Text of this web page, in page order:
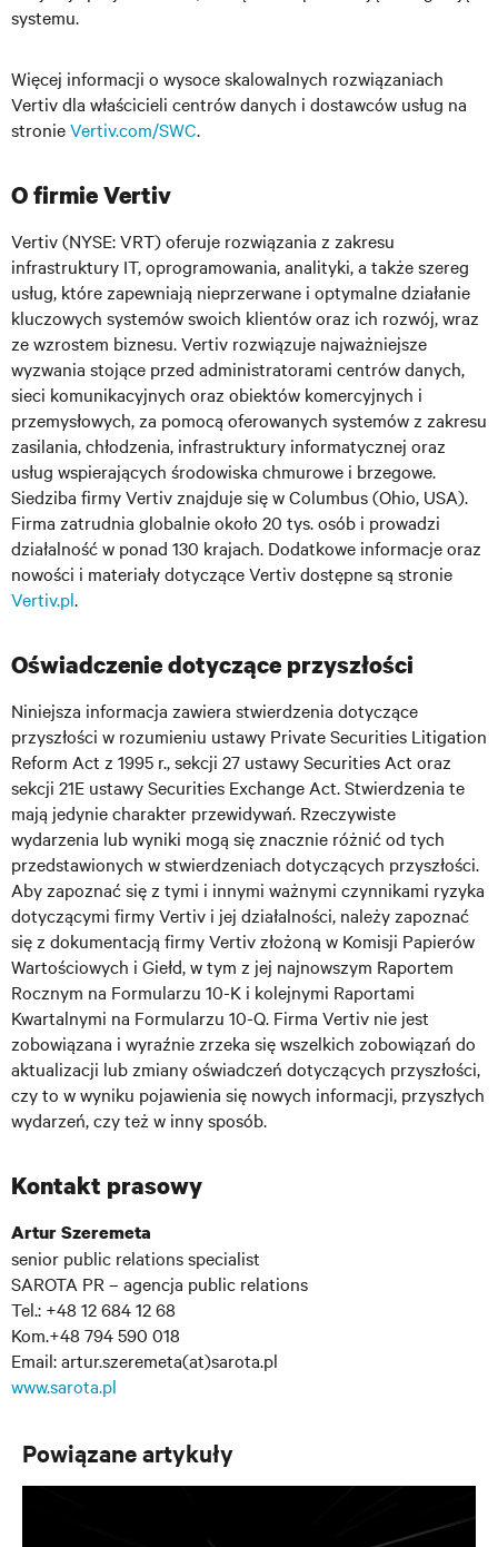
systemu.
Więcej informacji o wysoce skalowalnych rozwiązaniach
Vertiv dla właścicieli centrów danych i dostawców usług na
stronieVertiv.com/SWC.
O firmie Vertiv
Vertiv (NYSE: VRT) oferuje rozwiązania z zakresu
infrastruktury IT, oprogramowania, analityki, a także szereg
usług, które zapewniają nieprzerwane i optymalne działanie
kluczowych systemów swoich klientów oraz ich rozwój, wraz
ze wzrostem biznesu. Vertiv rozwiązuje najważniejsze
wyzwania stojące przed administratorami centrów danych,
sieci komunikacyjnych oraz obiektów komercyjnych i
przemysłowych, za pomocą oferowanych systemów z zakresu
zasilania, chłodzenia, infrastruktury informatycznej oraz
usług wspierających środowiska chmurowe i brzegowe.
Siedziba firmy Vertiv znajduje się w Columbus (Ohio, USA).
Firma zatrudnia globalnie około 20 tys. osób i prowadzi
działalność w ponad 130 krajach. Dodatkowe informacje oraz
nowości i materiały dotyczące Vertiv dostępne są stronie
Vertiv.pl.
Oświadczenie dotyczące przyszłości
Niniejsza informacja zawiera stwierdzenia dotyczące
przyszłości w rozumieniu ustawy Private Securities Litigation
Reform Act z 1995 r., sekcji 27 ustawy Securities Act oraz
sekcji 21E ustawy Securities Exchange Act. Stwierdzenia te
mają jedynie charakter przewidywań. Rzeczywiste
wydarzenia lub wyniki mogą się znacznie różnić od tych
przedstawionych w stwierdzeniach dotyczących przyszłości.
Aby zapoznać się z tymi i innymi ważnymi czynnikami ryzyka
dotyczącymi firmy Vertiv i jej działalności, należy zapoznać
się z dokumentacją firmy Vertiv złożoną w Komisji Papierów
Wartościowych i Giełd, w tym z jej najnowszym Raportem
Rocznym na Formularzu 10-K i kolejnymi Raportami
Kwartalnymi na Formularzu 10-Q. Firma Vertiv nie jest
zobowiązana i wyraźnie zrzeka się wszelkich zobowiązań do
aktualizacji lub zmiany oświadczeń dotyczących przyszłości,
czy to w wyniku pojawienia się nowych informacji, przyszłych
wydarzeń, czy też w inny sposób.
Kontakt prasowy
Artur Szeremeta
senior public relations specialist
SAROTA PR – agencja public relations
Tel.: +48 12 684 12 68
Kom.+48 794 590 018
Email: artur.szeremeta(at)sarota.pl
www.sarota.pl
Powiązane artykuły